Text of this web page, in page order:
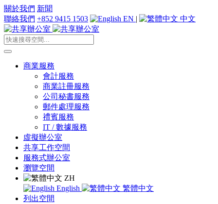
關於我們 新聞
聯絡我們 +852 9415 1503 EN | 中文
商業服務
會計服務
商業註冊服務
公司秘書服務
郵件處理服務
禮賓服務
IT / 數據服務
虛擬辦公室
共享工作空間
服務式辦公室
瀏覽空間
ZH
English
繁體中文
列出空間